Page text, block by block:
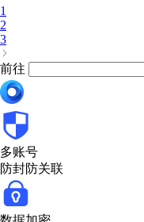
1
2
3
前往
多账号
防封防关联